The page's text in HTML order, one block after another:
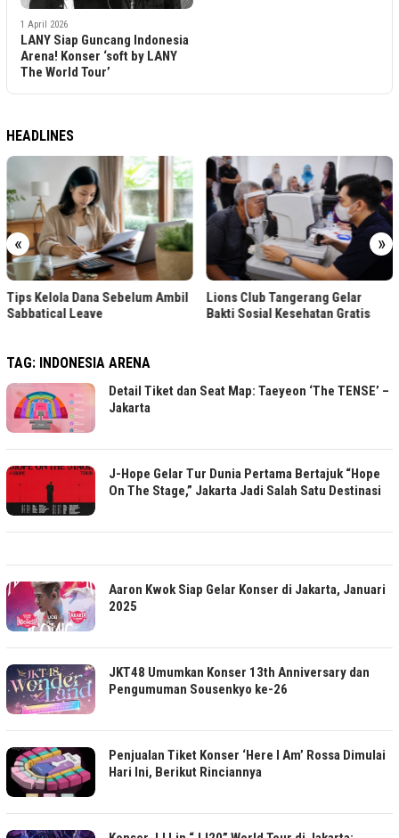
1 April 2026
LANY Siap Guncang Indonesia
Arena! Konser ‘soft by LANY
The World Tour’
HEADLINES
« »
Kelola Dana Sebelum Ambil
Leave
Lions Club Tangerang Gelar
Bakti Sosial Kesehatan Gratis
TAG: INDONESIA ARENA
Detail Tiket dan Seat Map: Taeyeon ‘The TENSE’ –
Jakarta
J-Hope Gelar Tur Dunia Pertama Bertajuk “Hope
On The Stage,” Jakarta Jadi Salah Satu Destinasi
Aaron Kwok Siap Gelar Konser di Jakarta, Januari
2025
JKT48 Umumkan Konser 13th Anniversary dan
Pengumuman Sousenkyo ke-26
Penjualan Tiket Konser ‘Here I Am’ Rossa Dimulai
Hari Ini, Berikut Rinciannya